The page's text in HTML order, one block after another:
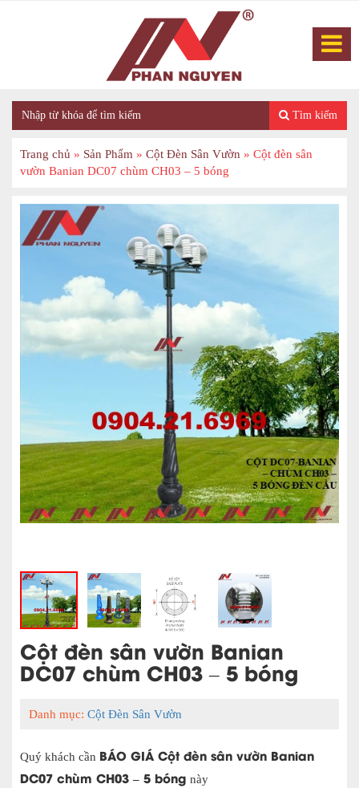
Tìm kiếm
Trang chủ » Sản Phẩm » Cột Đèn Sân Vườn » Cột đèn sân
vườn Banian DC07 chùm CH03 – 5 bóng
Cột đèn sân vườn Banian
DC07 chùm CH03 – 5 bóng
Danh mục: Cột Đèn Sân Vườn
Quý khách cần BÁO GIÁ Cột đèn sân vườn Banian
DC07 chùm CH03 – 5 bóng này